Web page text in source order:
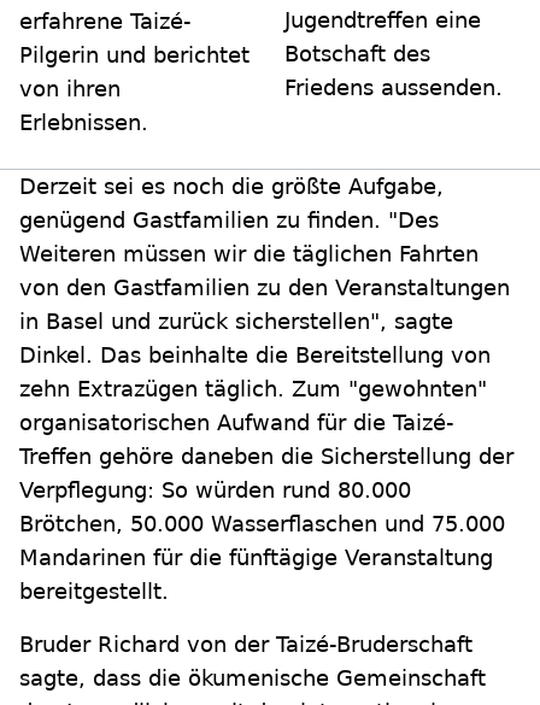
erfahrene Taizé-
Pilgerin und berichtet
von ihren
Erlebnissen.
Jugendtreffen eine
Botschaft des
Friedens aussenden.
Derzeit sei es noch die größte Aufgabe,
genügend Gastfamilien zu finden. "Des
Weiteren müssen wir die täglichen Fahrten
von den Gastfamilien zu den Veranstaltungen
in Basel und zurück sicherstellen", sagte
Dinkel. Das beinhalte die Bereitstellung von
zehn Extrazügen täglich. Zum "gewohnten"
organisatorischen Aufwand für die Taizé-
Treffen gehöre daneben die Sicherstellung der
Verpflegung: So würden rund 80.000
Brötchen, 50.000 Wasserflaschen und 75.000
Mandarinen für die fünftägige Veranstaltung
bereitgestellt.
Bruder Richard von der Taizé-Bruderschaft
sagte, dass die ökumenische Gemeinschaft